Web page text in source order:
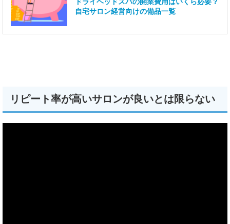
自宅サロン経営向けの備品一覧
リピート率が高いサロンが良いとは限らない